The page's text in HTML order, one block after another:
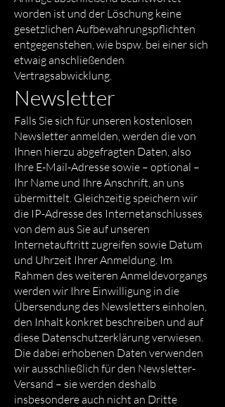
worden ist und der Löschung keine
gesetzlichen Aufbewahrungspflichten
entgegenstehen, wie bspw. bei einer sich
etwaig anschließenden
Vertragsabwicklung.
Newsletter
Falls Sie sich für unseren kostenlosen
Newsletter anmelden, werden die von
Ihnen hierzu abgefragten Daten, also
Ihre E-Mail-Adresse sowie – optional –
Ihr Name und Ihre Anschrift, an uns
übermittelt. Gleichzeitig speichern wir
die IP-Adresse des Internetanschlusses
von dem aus Sie auf unseren
Internetauftritt zugreifen sowie Datum
und Uhrzeit Ihrer Anmeldung. Im
Rahmen des weiteren Anmeldevorgangs
werden wir Ihre Einwilligung in die
Übersendung des Newsletters einholen,
den Inhalt konkret beschreiben und auf
diese Datenschutzerklärung verwiesen.
Die dabei erhobenen Daten verwenden
wir ausschließlich für den Newsletter-
Versand – sie werden deshalb
insbesondere auch nicht an Dritte